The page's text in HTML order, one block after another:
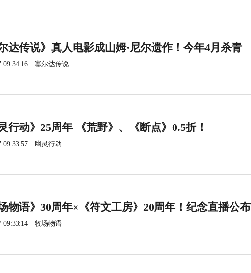
尔达传说》真人电影成山姆·尼尔遗作！今年4月杀青
09:34:16 塞尔达传说
行动》25周年 《荒野》、《断点》0.5折！
09:33:57 幽灵行动
场物语》30周年×《符文工房》20周年！纪念直播公布
09:33:14 牧场物语